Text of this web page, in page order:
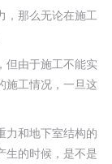
，那么无论在施工
但由于施工不能实
施工情况，一旦这
力和地下室结构的
生的时候，是不是